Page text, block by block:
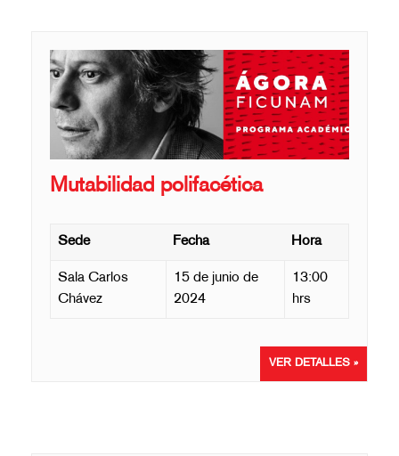
Mutabilidad polifacética
Sede Fecha Hora
Sala Carlos
Chávez
15 de junio de
2024
13:00
hrs
VER DETALLES »